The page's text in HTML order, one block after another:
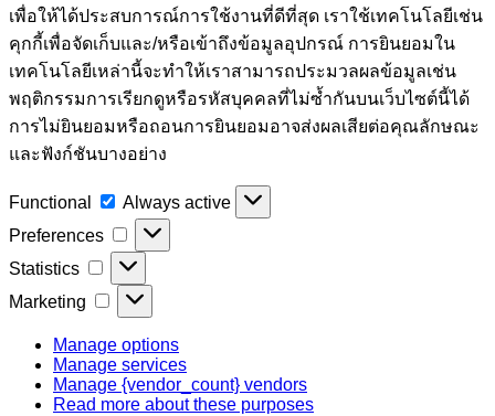
เพื่อให้ได้ประสบการณ์การใช้งานที่ดีที่สุด เราใช้เทคโนโลยีเช่น
คุกกี้เพื่อจัดเก็บและ/หรือเข้าถึงข้อมูลอุปกรณ์ การยินยอมใน
เทคโนโลยีเหล่านี้จะทำให้เราสามารถประมวลผลข้อมูลเช่น
พฤติกรรมการเรียกดูหรือรหัสบุคคลที่ไม่ซ้ำกันบนเว็บไซต์นี้ได้
การไม่ยินยอมหรือถอนการยินยอมอาจส่งผลเสียต่อคุณลักษณะ
และฟังก์ชันบางอย่าง
Functional Functional
Always active
Preferences
Preferences
Statistics Statistics
Marketing Marketing
Manage options
Manage services
Manage {vendor_count} vendors
Read more about these purposes